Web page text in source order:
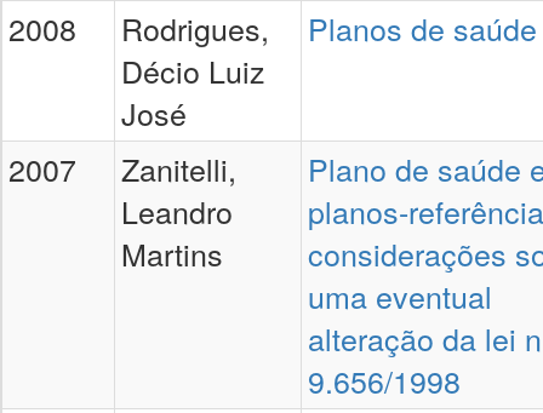
2008
Rodrigues,
Décio Luiz
José
Planos de saúde
2007
Zanitelli,
Leandro
Martins
Plano de saúde
planos-
considerações
uma eventual
alteração da lei
9.656/1998